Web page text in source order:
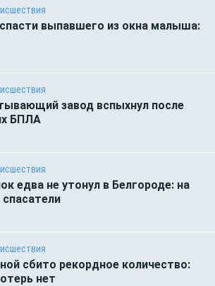
выпавшего из окна малыша:
завод вспыхнул после
БПЛА
едва не утонул в Белгороде: на
сбито рекордное количество:
нет